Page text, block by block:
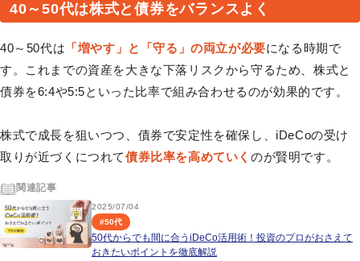
40～50代は株式と債券をバランスよく
40～50代は 「増やす」と「守る」の両立が必要になる時期で
す。これまでの資産を大きな下落リスクから守るため、株式と
債券を6:4や5:5といった比率で組み合わせるのが効果的です。
株式で成長を狙いつつ、債券で安定性を確保し、iDeCoの受け
取りが近づくにつれて債券比率を高めていく のが賢明です。
関連記事
2025/07/04
#50代
50代からでも間に合うiDeCo活用術！投資のプロがおさえて
おきたいポイントを徹底解説